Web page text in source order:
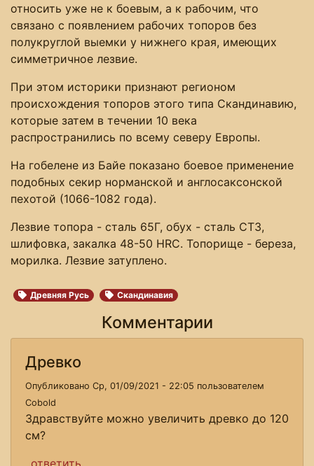
относить уже не к боевым, а к рабочим, что
связано с появлением рабочих топоров без
полукруглой выемки у нижнего края, имеющих
симметричное лезвие.
При этом историки признают регионом
происхождения топоров этого типа Скандинавию,
которые затем в течении 10 века
распространились по всему северу Европы.
На гобелене из Байе показано боевое применение
подобных секир норманской и англосаксонской
пехотой (1066-1082 года).
Лезвие топора - сталь 65Г, обух - сталь СТ3,
шлифовка, закалка 48-50 HRC. Топорище - береза,
морилка. Лезвие затуплено.
Древняя Русь Скандинавия
Комментарии
Древко
Опубликовано Ср, 01/09/2021 - 22:05 пользователем
Cobold
Здравствуйте можно увеличить древко до 120
см?
ответить